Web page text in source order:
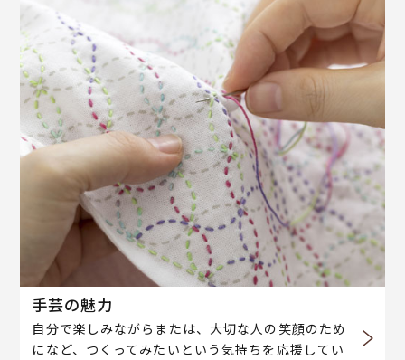
手芸の魅力
自分で楽しみながらまたは、大切な人の笑顔のため
になど、つくってみたいという気持ちを応援してい